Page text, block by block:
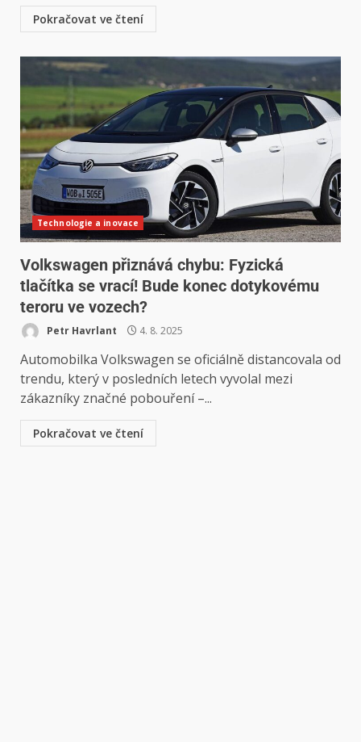
Pokračovat ve čtení
Technologie a inovace
Volkswagen přiznává chybu: Fyzická
tlačítka se vrací! Bude konec dotykovému
teroru ve vozech?
Petr Havrlant 4. 8. 2025
Automobilka Volkswagen se oficiálně distancovala od
trendu, který v posledních letech vyvolal mezi
zákazníky značné pobouření –...
Pokračovat ve čtení